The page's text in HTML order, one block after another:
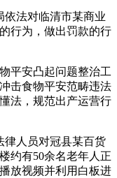
法对临清市某商业
行为，做出罚款的行
平安凸起问题整治工
击食物平安范畴违法
法，规范出产运营行
人员对冠县某百货
约有50余名老年人正
放视频并利用白板进